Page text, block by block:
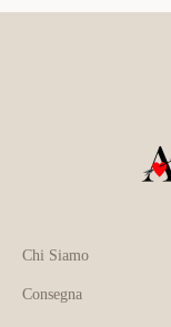
Chi Siamo
Consegna